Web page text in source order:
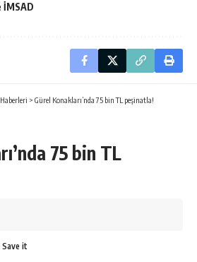
> Gürel Konakları’nda 75 bin TL peşinatla!
75 bin TL